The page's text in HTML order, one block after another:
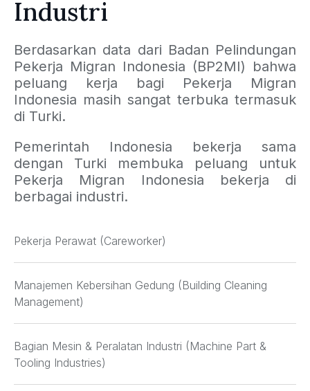
Industri
Berdasarkan data dari Badan Pelindungan
Pekerja Migran Indonesia (BP2MI) bahwa
peluang kerja bagi Pekerja Migran
Indonesia masih sangat terbuka termasuk
di Turki.
Pemerintah Indonesia bekerja sama
dengan Turki membuka peluang untuk
Pekerja Migran Indonesia bekerja di
berbagai industri.
Pekerja Perawat (Careworker)
Manajemen Kebersihan Gedung (Building Cleaning
Management)
Bagian Mesin & Peralatan Industri (Machine Part &
Tooling Industries)